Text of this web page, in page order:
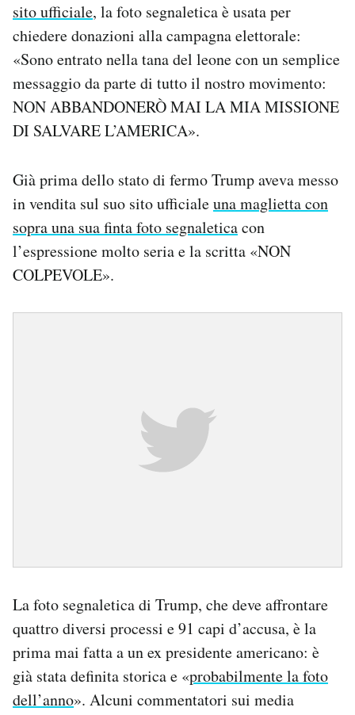
sito ufficiale, la foto segnaletica è usata per
chiedere donazioni alla campagna elettorale:
«Sono entrato nella tana del leone con un semplice
messaggio da parte di tutto il nostro movimento:
NON ABBANDONERÒ MAI LA MIA MISSIONE
DI SALVARE L’AMERICA».
Già prima dello stato di fermo Trump aveva messo
in vendita sul suo sito ufficialeuna maglietta con
sopra una sua finta foto segnaleticacon
l’espressione molto seria e la scritta «NON
COLPEVOLE».
La foto segnaletica di Trump, che deve affrontare
quattro diversi processi e 91 capi d’accusa, è la
prima mai fatta a un ex presidente americano: è
già stata definita storica e «probabilmente la foto
dell’anno». Alcuni commentatori sui media